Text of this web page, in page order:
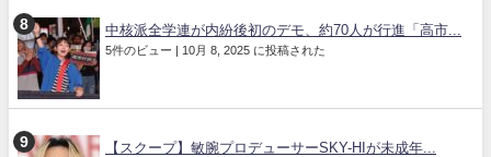
中核派全学連が内紛後初のデモ、約70人が行進「高市...
5件のビュー | 10月 8, 2025 に投稿された
【スクープ】敏腕プロデューサーSKY-HIが未成年...